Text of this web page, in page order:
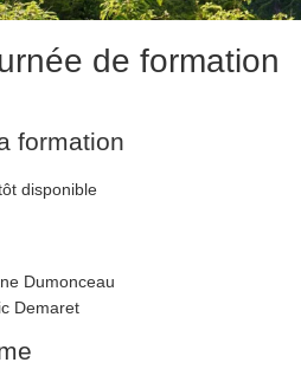
de formation
formation
disponible
Dumonceau
Demaret